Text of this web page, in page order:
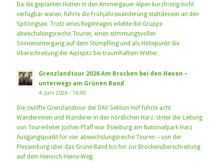
Da die geplanten Hütten in den Ammergauer Alpen kurzfristig nicht
verfügbar waren, führte die Frühjahrswanderung stattdessen an den
Spitzingsee. Trotz eines Regentages erlebte die Gruppe
abwechslungsreiche Touren, einen stimmungsvollen
Sonnenuntergang auf dem Stümpfling und als Höhepunkt die
Überschreitung der Aiplspitz bei traumhaftem Wetter.
Grenzlandtour 2026 Am Brocken bei den Hexen –
unterwegs am Grünen Band
4. Juni 2026 - 16:00
Die zwölfte Grenzlandtour der DAV Sektion Hof führte acht
Wanderinnen und Wanderer in den nördlichen Harz. Unter der Leitung
von Tourenleiter Jochen Pfaff war Ilsenburg am Nationalpark Harz
Ausgangspunkt für vier abwechslungsreiche Touren – von der
Plessenburg über das Grüne Band bis hin zur Brockenüberschreitung
auf dem Heinrich-Heine-Weg.